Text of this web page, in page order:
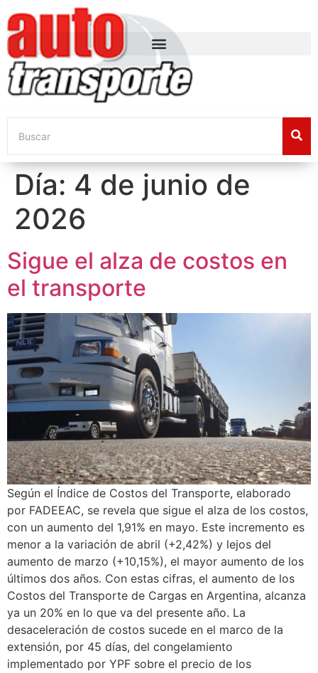
Día: 4 de junio de
2026
Sigue el alza de costos en
el transporte
Según el Índice de Costos del Transporte, elaborado
por FADEEAC, se revela que sigue el alza de los costos,
con un aumento del 1,91% en mayo. Este incremento es
menor a la variación de abril (+2,42%) y lejos del
aumento de marzo (+10,15%), el mayor aumento de los
últimos dos años. Con estas cifras, el aumento de los
Costos del Transporte de Cargas en Argentina, alcanza
ya un 20% en lo que va del presente año. La
desaceleración de costos sucede en el marco de la
extensión, por 45 días, del congelamiento
implementado por YPF sobre el precio de los